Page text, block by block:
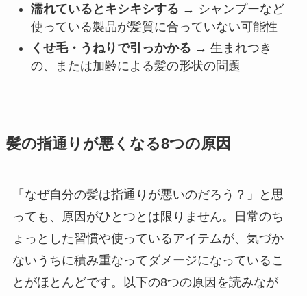
濡れているとキシキシする → シャンプーなど
使っている製品が髪質に合っていない可能性
くせ毛・うねりで引っかかる → 生まれつき
の、または加齢による髪の形状の問題
髪の指通りが悪くなる8つの原因
「なぜ自分の髪は指通りが悪いのだろう？」と思
っても、原因がひとつとは限りません。日常のち
ょっとした習慣や使っているアイテムが、気づか
ないうちに積み重なってダメージになっているこ
とがほとんどです。以下の8つの原因を読みなが